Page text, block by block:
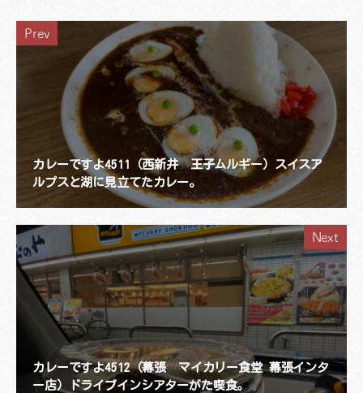
Prev
カレーですよ4511（西新井 王子ムルギー）スイスア
ルプスと湖に見立てたカレー。
Next
カレーですよ4512（幕張 マイカリー食堂 幕張インタ
ー店）ドライブインシアターがた喫食。